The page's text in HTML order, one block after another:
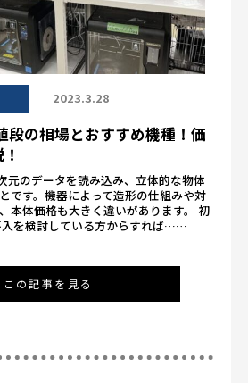
2023.3.28
段の相場とおすすめ機種！価
元のデータを読み込み、立体的な物体
です。機器によって造形の仕組みや対
本体価格も大きく違いがあります。 初
入を検討している方からすれば……
この記事を見る